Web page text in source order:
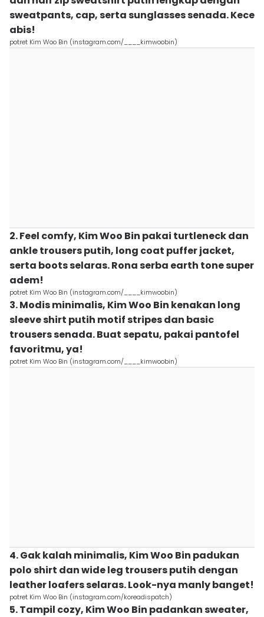
sweatpants, cap, serta sunglasses senada. Kece
abis!
potret Kim Woo Bin (instagram.com/____kimwoobin)
2. Feel comfy, Kim Woo Bin pakai turtleneck dan
ankle trousers putih, long coat puffer jacket,
serta boots selaras. Rona serba earth tone super
adem!
potret Kim Woo Bin (instagram.com/____kimwoobin)
3. Modis minimalis, Kim Woo Bin kenakan long
sleeve shirt putih motif stripes dan basic
trousers senada. Buat sepatu, pakai pantofel
favoritmu, ya!
potret Kim Woo Bin (instagram.com/____kimwoobin)
4. Gak kalah minimalis, Kim Woo Bin padukan
polo shirt dan wide leg trousers putih dengan
leather loafers selaras. Look-nya manly banget!
potret Kim Woo Bin (instagram.com/koreadispatch)
5. Tampil cozy, Kim Woo Bin padankan sweater,